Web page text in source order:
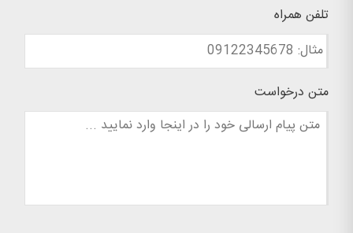
تلفن همراه
متن درخواست